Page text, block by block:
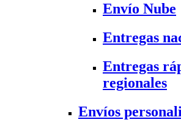
Envío Nube
Entregas
Entregas
regionales
Envíos